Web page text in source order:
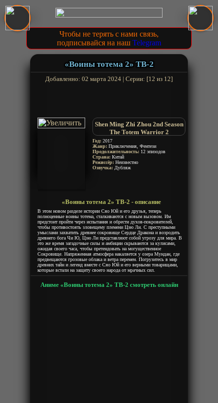
Чтобы не терять с нами связь,
подписывайся на наш Telegram
«Воины тотема 2» ТВ-2
Добавленно: 02 марта 2024 | Серии: [12 из 12]
Shen Ming Zhi Zhou 2nd Season
The Totem Warrior 2
Год: 2017
Жанр: Приключения, Фентези
Продолжительность: 12 эпизодов
Страна: Китай
Режиссёр: Неизвестно
Озвучка: Дубляж
«Воины тотема 2» ТВ-2 - описание
В этом новом разделе истории Сяо Юй и его друзья, теперь
полноценные воины тотема, сталкиваются с новым вызовом. Им
предстоит пройти через испытания и обрести духов-покровителей,
чтобы противостоять зловещему племени Цзю Ли. С преступными
умыслами захватить древнее сокровище Сердце Дракона и возродить
древнего бога Чи Ю, Цзю Ли представляют собой угрозу для мира. В
это же время загадочные силы и амбиции скрываются за кулисами,
ожидая своего часа, чтобы претендовать на могущественное
Сокровище. Напряженная атмосфера накаляется у озера Мундан, где
предвещаются грозовые облака и ветра перемен. Погрузитесь в мир
древних тайн и легенд вместе с Сяо Юй и его верными товарищами,
которые встали на защиту своего народа от мрачных сил.
Аниме «Воины тотема 2» ТВ-2 смотреть онлайн